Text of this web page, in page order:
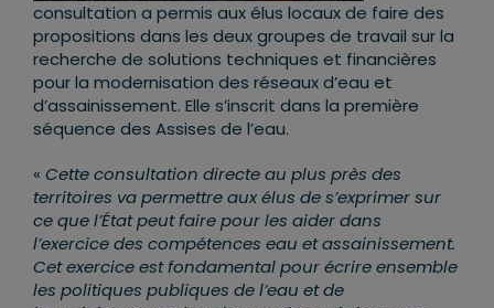
consultation a permis aux élus locaux de faire des
propositions dans les deux groupes de travail sur la
recherche de solutions techniques et financières
pour la modernisation des réseaux d’eau et
d’assainissement. Elle s’inscrit dans la première
séquence des Assises de l’eau.
« Cette consultation directe au plus près des
territoires va permettre aux élus de s’exprimer sur
ce que l’État peut faire pour les aider dans
l’exercice des compétences eau et assainissement.
Cet exercice est fondamental pour écrire ensemble
les politiques publiques de l’eau et de